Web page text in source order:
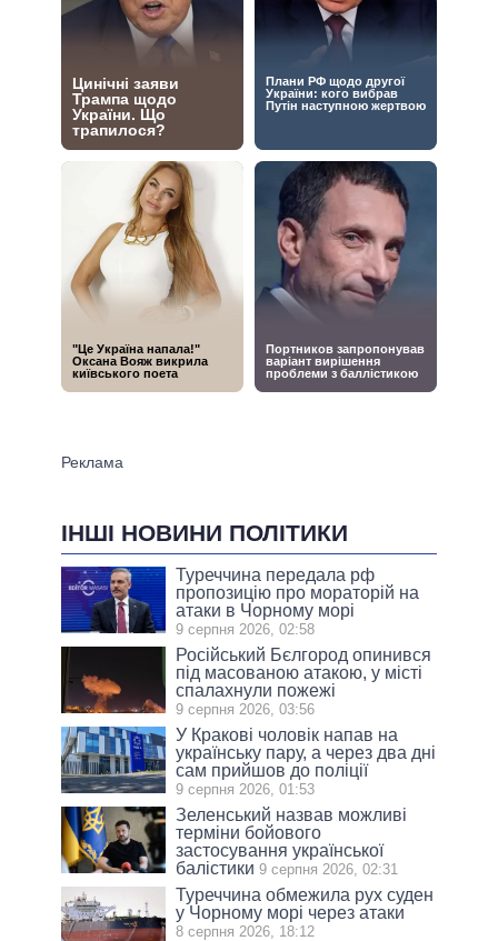
ІНШІ НОВИНИ ПОЛІТИКИ
Туреччина передала рф
пропозицію про мораторій на
атаки в Чорному морі
9 серпня 2026, 02:58
Російський Бєлгород опинився
під масованою атакою, у місті
спалахнули пожежі
9 серпня 2026, 03:56
У Кракові чоловік напав на
українську пару, а через два дні
сам прийшов до поліції
9 серпня 2026, 01:53
Зеленський назвав можливі
терміни бойового
застосування української
балістики 9 серпня 2026, 02:31
Туреччина обмежила рух суден
у Чорному морі через атаки
8 серпня 2026, 18:12